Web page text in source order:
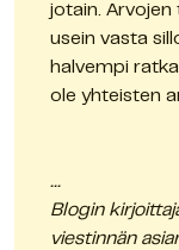
jotain.
usein vasta
halvempi
ole yhteisten
...
Blogin
viestinnän